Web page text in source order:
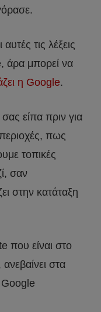
τις λέξεις
άρα μπορεί να
η Google.
είπα πριν για
περιοχές, πως
τοπικές
σαν
στην κατάταξη
που είναι στο
στα
Google